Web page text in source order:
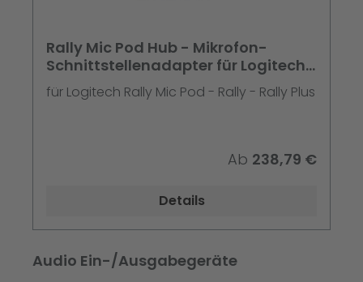
Rally Mic Pod Hub - Mikrofon-
Schnittstellenadapter für Logitech
Rally Mic Pod -
für Logitech Rally Mic Pod - Rally - Rally Plus
Ab 238,79 €
Details
Produktgalerie überspringen
Audio Ein-/Ausgabegeräte